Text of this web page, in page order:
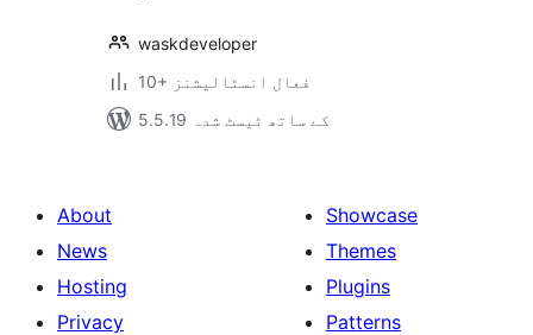
waskdeveloper
10+ فعال انسٹالیشنز
5.5.19 کے ساتھ ٹیسٹ شدہ
About
News
Hosting
Privacy
Showcase
Themes
Plugins
Patterns